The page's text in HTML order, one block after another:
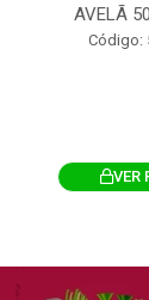
AVELÃ
Código:
VER